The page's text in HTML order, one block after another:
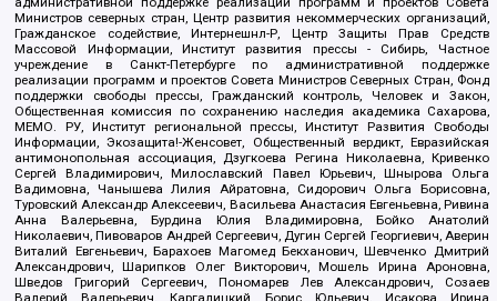
Министров северных стран, Центр развития некоммерческих организаций,
Гражданское содействие, Интернешнл-Р, Центр Защиты Прав Средств
Массовой Информации, Институт развития прессы - Сибирь, Частное
учреждение в Санкт-Петербурге по административной поддержке
реализации программ и проектов Совета Министров Северных Стран, Фонд
поддержки свободы прессы, Гражданский контроль, Человек и Закон,
Общественная комиссия по сохранению наследия академика Сахарова,
МЕМО. РУ, Институт региональной прессы, Институт Развития Свободы
Информации, Экозащита!-Женсовет, Общественный вердикт, Евразийская
антимонопольная ассоциация, Дзугкоева Регина Николаевна, Кривенко
Сергей Владимирович, Милославский Павел Юрьевич, Шнырова Ольга
Вадимовна, Чанышева Лилия Айратовна, Сидорович Ольга Борисовна,
Туровский Александр Алексеевич, Васильева Анастасия Евгеньевна, Ривина
Анна Валерьевна, Бурдина Юлия Владимировна, Бойко Анатолий
Николаевич, Пивоваров Андрей Сергеевич, Дугин Сергей Георгиевич, Аверин
Виталий Евгеньевич, Барахоев Магомед Бекханович, Шевченко Дмитрий
Александрович, Шарипков Олег Викторович, Мошель Ирина Ароновна,
Шведов Григорий Сергеевич, Пономарев Лев Александрович, Созаев
Валерий Валерьевич, Каргалицкий Борис Юльевич, Исакова Ирина